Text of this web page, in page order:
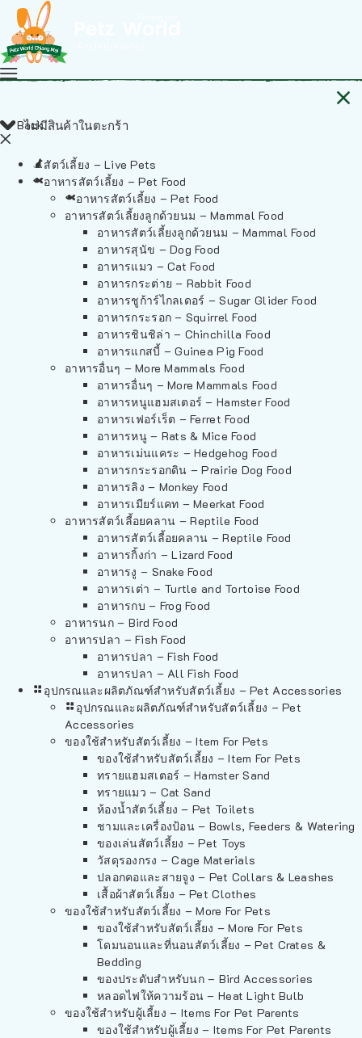
ไม่มีสินค้าในตะกร้า
Back
สัตว์เลี้ยง – Live Pets
อาหารสัตว์เลี้ยง – Pet Food
อาหารสัตว์เลี้ยง – Pet Food
อาหารสัตว์เลี้ยงลูกด้วยนม – Mammal Food
อาหารสัตว์เลี้ยงลูกด้วยนม – Mammal Food
อาหารสุนัข – Dog Food
อาหารแมว – Cat Food
อาหารกระต่าย – Rabbit Food
อาหารชูก้าร์ไกลเดอร์ – Sugar Glider Food
อาหารกระรอก – Squirrel Food
อาหารชินชิล่า – Chinchilla Food
อาหารแกสบี้ – Guinea Pig Food
อาหารอื่นๆ – More Mammals Food
อาหารอื่นๆ – More Mammals Food
อาหารหนูแฮมสเตอร์ – Hamster Food
อาหารเฟอร์เร็ต – Ferret Food
อาหารหนู – Rats & Mice Food
อาหารเม่นแคระ – Hedgehog Food
อาหารกระรอกดิน – Prairie Dog Food
อาหารลิง – Monkey Food
อาหารเมียร์แคท – Meerkat Food
อาหารสัตว์เลี้อยคลาน – Reptile Food
อาหารสัตว์เลี้อยคลาน – Reptile Food
อาหารกิ้งก่า – Lizard Food
อาหารงู – Snake Food
อาหารเต่า – Turtle and Tortoise Food
อาหารกบ – Frog Food
อาหารนก – Bird Food
อาหารปลา – Fish Food
อาหารปลา – Fish Food
อาหารปลา – All Fish Food
อุปกรณและผลิตภัณฑ์สำหรับสัตว์เลี้ยง – Pet Accessories
อุปกรณและผลิตภัณฑ์สำหรับสัตว์เลี้ยง – Pet
Accessories
ของใช้สำหรับสัตว์เลี้ยง – Item For Pets
ของใช้สำหรับสัตว์เลี้ยง – Item For Pets
ทรายแฮมสเตอร์ – Hamster Sand
ทรายแมว – Cat Sand
ห้องน้ำสัตว์เลี้ยง – Pet Toilets
ชามและเครื่องป้อน – Bowls, Feeders & Watering
ของเล่นสัตว์เลี้ยง – Pet Toys
วัสดุรองกรง – Cage Materials
ปลอกคอและสายจูง – Pet Collars & Leashes
เสื้อผ้าสัตว์เลี้ยง – Pet Clothes
ของใช้สำหรับสัตว์เลี้ยง – More For Pets
ของใช้สำหรับสัตว์เลี้ยง – More For Pets
โดมนอนและที่นอนสัตว์เลี้ยง – Pet Crates &
Bedding
ของประดับสำหรับนก – Bird Accessories
หลอดไฟให้ความร้อน – Heat Light Bulb
ของใช้สำหรับผู้เลี้ยง – Items For Pet Parents
ของใช้สำหรับผู้เลี้ยง – Items For Pet Parents